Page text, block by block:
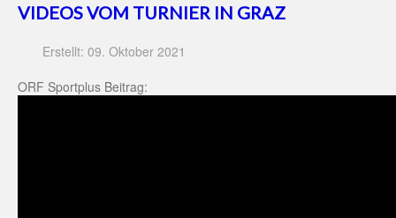
VIDEOS VOM TURNIER IN GRAZ
Erstellt: 09. Oktober 2021
ORF Sportplus Beitrag: